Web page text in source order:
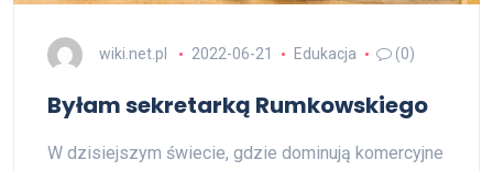
wiki.net.pl 2022-06-21 Edukacja (0)
Byłam sekretarką Rumkowskiego
W dzisiejszym świecie, gdzie dominują komercyjne